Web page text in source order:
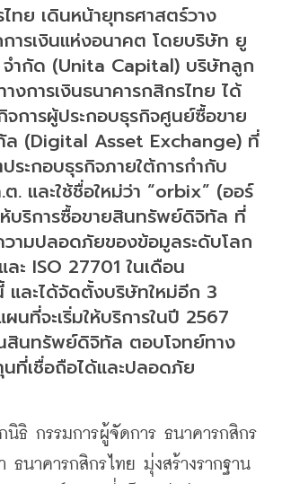
ทย เดินหน้ายุทธศาสตร์วาง
ารเงินแห่งอนาคต โดยบริษัท ยู
ำกัด (Unita Capital) บริษัทลูก
งการเงินธนาคารกสิกรไทย ได้
จการผู้ประกอบธุรกิจศูนย์ซื้อขาย
(Digital Asset Exchange) ที่
ะกอบธุรกิจภายใต้การกำกับ
. และใช้ชื่อใหม่ว่า “orbix” (ออร์
บริการซื้อขายสินทรัพย์ดิจิทัล ที่
วามปลอดภัยของข้อมูลระดับโลก
ะ ISO 27701 ในเดือน
ละได้จัดตั้งบริษัทใหม่อีก 3
นที่จะเริ่มให้บริการในปี 2567
สินทรัพย์ดิจิทัล ตอบโจทย์ทาง
ที่เชื่อถือได้และปลอดภัย
กรรมการผู้จัดการ ธนาคารกสิกร
ธนาคารกสิกรไทย มุ่งสร้างรากฐาน